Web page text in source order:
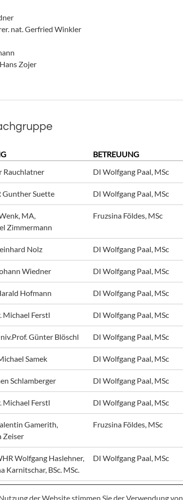
nat. Gerfried Winkler
Zojer
BETREUUNG
Rauchlatner DI Wolfgang Paal, MSc
Gunther Suette DI Wolfgang Paal, MSc
MA,
Zimmermann
Fruzsina Földes, MSc
Nolz DI Wolfgang Paal, MSc
Wiedner DI Wolfgang Paal, MSc
Hofmann DI Wolfgang Paal, MSc
Michael Ferstl DI Wolfgang Paal, MSc
Günter Blöschl DI Wolfgang Paal, MSc
Samek DI Wolfgang Paal, MSc
Schlamberger DI Wolfgang Paal, MSc
Michael Ferstl DI Wolfgang Paal, MSc
Gamerith,
Zeiser
Fruzsina Földes, MSc
Wolfgang Haslehner,
Karnitschar, BSc. MSc.
DI Wolfgang Paal, MSc
der Website stimmen Sie der Verwendung von